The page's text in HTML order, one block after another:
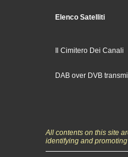
Elenco Satelliti
Il Cimitero Dei Canali
DAB over DVB
All contents on this site
identifying and